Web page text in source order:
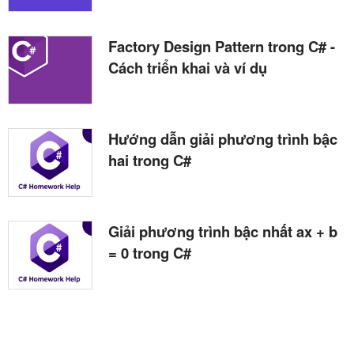
Factory Design Pattern trong C# -
Cách triển khai và ví dụ
Hướng dẫn giải phương trình bậc
hai trong C#
Giải phương trình bậc nhất ax + b
= 0 trong C#